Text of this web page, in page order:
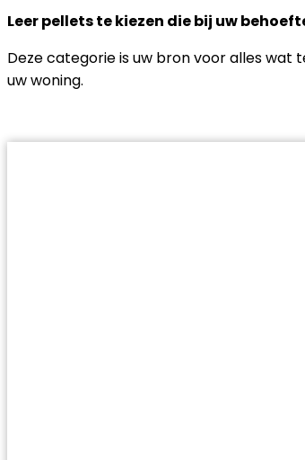
Leer pellets te kiezen die bij uw
Deze categorie is uw bron voor alles wat
uw woning.